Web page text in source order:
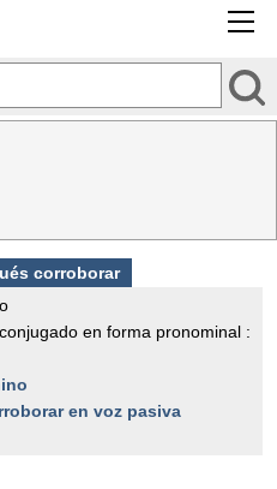
corroborar
en forma pronominal :
en voz pasiva